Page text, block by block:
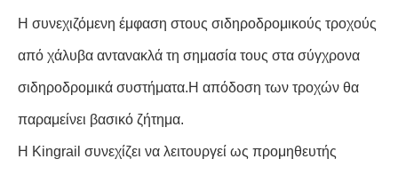
Η συνεχιζόμενη έμφαση στους σιδηροδρομικούς τροχούς
από χάλυβα αντανακλά τη σημασία τους στα σύγχρονα
σιδηροδρομικά συστήματα.Η απόδοση των τροχών θα
παραμείνει βασικό ζήτημα.
Η Kingrail συνεχίζει να λειτουργεί ως προμηθευτής